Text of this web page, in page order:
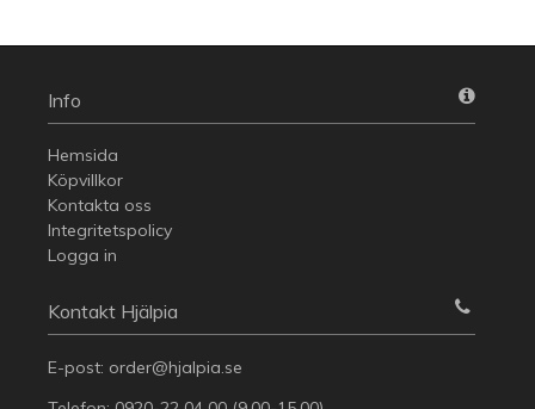
Info
Hemsida
Köpvillkor
Kontakta oss
Integritetspolicy
Logga in
Kontakt Hjälpia
E-post: order@hjalpia.se